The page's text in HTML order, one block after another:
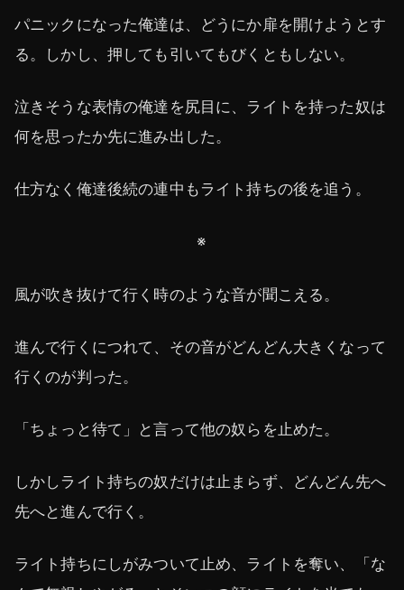
パニックになった俺達は、どうにか扉を開けようとす
る。しかし、押しても引いてもびくともしない。
泣きそうな表情の俺達を尻目に、ライトを持った奴は
何を思ったか先に進み出した。
仕方なく俺達後続の連中もライト持ちの後を追う。
※
風が吹き抜けて行く時のような音が聞こえる。
進んで行くにつれて、その音がどんどん大きくなって
行くのが判った。
「ちょっと待て」と言って他の奴らを止めた。
しかしライト持ちの奴だけは止まらず、どんどん先へ
先へと進んで行く。
ライト持ちにしがみついて止め、ライトを奪い、「な